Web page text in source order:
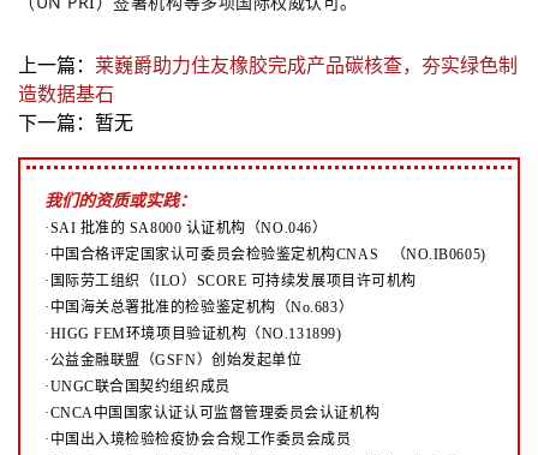
上一篇： 莱巍爵助力住友橡胶完成产品碳核查，夯实绿色制
造数据基石
下一篇：暂无
我们的资质或实践：
·SAI 批准的 SA8000 认证机构（NO.046）
·中国合格评定国家认可委员会检验鉴定机构CNAS （NO.IB0605)
·国际劳工组织（ILO）SCORE 可持续发展项目许可机构
·中国海关总署批准的检验鉴定机构（No.683）
·HIGG FEM环境项目验证机构（NO.131899)
·公益金融联盟（GSFN）创始发起单位
·UNGC联合国契约组织成员
·CNCA中国国家认证认可监督管理委员会认证机构
·中国出入境检验检疫协会合规工作委员会成员